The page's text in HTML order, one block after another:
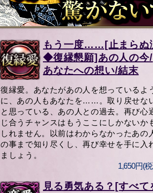
もう一度……[止まらぬ
◆復縁懇願]あの人の今/
あなたへの想い/結末
復縁愛。あなたがあの人を想っているよ
に、あの人もあなたを……。取り戻せな
と思っている、あの人との過去。再び心
じ合うチャンスはもうここにしかないか
しれません。以前はわからなかったあの
の事まで知り尽くし、再び幸せを手に入
ましょう。
1,650円(
見る勇気ある？[すべて